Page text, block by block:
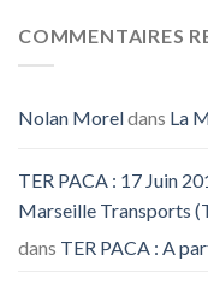
COMMENTAIRES
Nolan Moreldans La
TER PACA : 17 Juin
Marseille Transports
dans TER PACA : A